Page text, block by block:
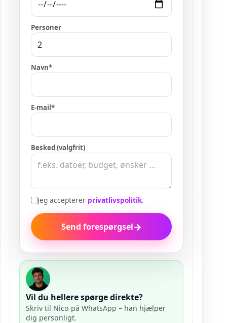
Personer
Navn*
E-mail*
Besked (valgfrit)
Jeg accepterer privatlivspolitik.
Send forespørgsel→
Vil du hellere spørge direkte?
Skriv til Nico på WhatsApp – han hjælper
dig personligt.